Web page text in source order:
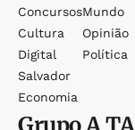
Concursos
Cultura
Digital
Salvador
Economia
Mundo
Opinião
Política